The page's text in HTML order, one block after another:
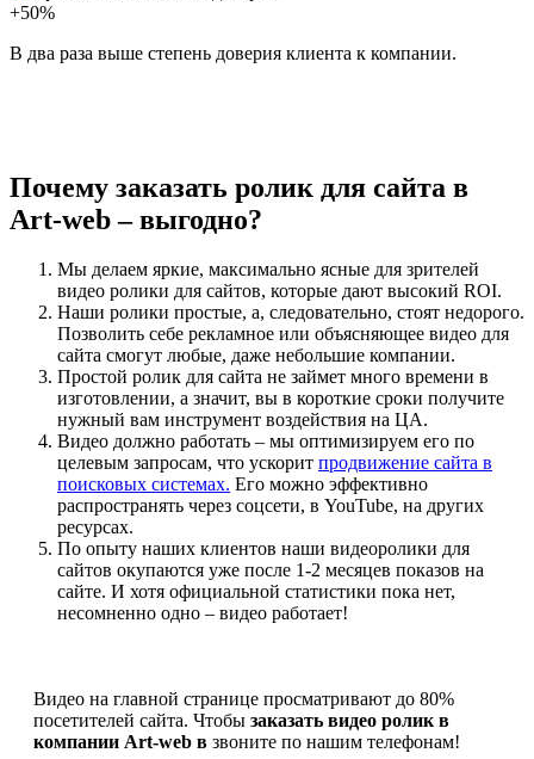
+50%
В два раза выше степень доверия клиента к компании.
Почему заказать ролик для сайта в
Art-web – выгодно?
Мы делаем яркие, максимально ясные для зрителей
видео ролики для сайтов, которые дают высокий ROI.
Наши ролики простые, а, следовательно, стоят недорого.
Позволить себе рекламное или объясняющее видео для
сайта смогут любые, даже небольшие компании.
Простой ролик для сайта не займет много времени в
изготовлении, а значит, вы в короткие сроки получите
нужный вам инструмент воздействия на ЦА.
Видео должно работать – мы оптимизируем его по
целевым запросам, что ускорит продвижение сайта в
поисковых системах. Его можно эффективно
распространять через соцсети, в YouTube, на других
ресурсах.
По опыту наших клиентов наши видеоролики для
сайтов окупаются уже после 1-2 месяцев показов на
сайте. И хотя официальной статистики пока нет,
несомненно одно – видео работает!
Видео на главной странице просматривают до 80%
посетителей сайта. Чтобы заказать видео ролик в
компании Art-web в звоните по нашим телефонам!